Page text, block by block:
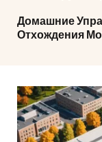
Домашние
Отхождения